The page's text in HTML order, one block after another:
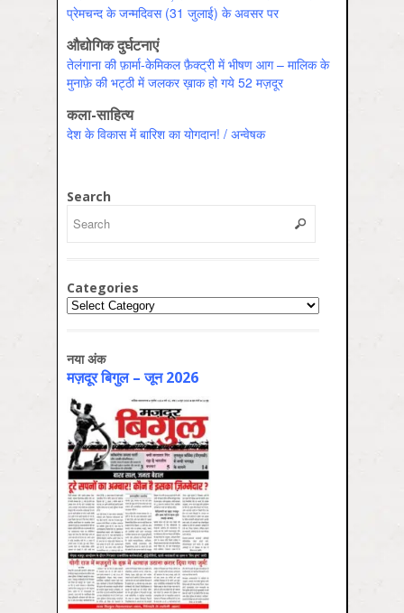
प्रेमचन्द के जन्मदिवस (31 जुलाई) के अवसर पर
औद्योगिक दुर्घटनाएं
तेलंगाना की फ़ार्मा-केमिकल फ़ैक्ट्री में भीषण आग – मालिक के
मुनाफ़े की भट्ठी में जलकर ख़ाक हो गये 52 मज़दूर
कला-साहित्य
देश के विकास में बारिश का योगदान! / अन्वेषक
Search
Categories
Categories
नया अंक
मज़दूर बिगुल – जून 2026